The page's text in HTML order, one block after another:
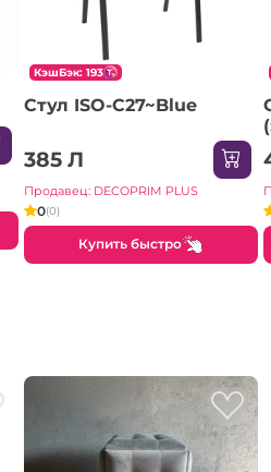
КэшБэк: 193
Стул ISO-C27~Blue
385 Л
Продавец: DECOPRIM PLUS
0(0)
Купить быстро